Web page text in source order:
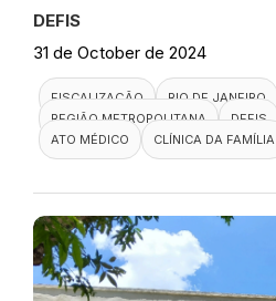
DEFIS
31 de October de 2024
FISCALIZAÇÃO
RIO DE JANEIRO
REGIÃO METROPOLITANA
DEFIS
ATO MÉDICO
CLÍNICA DA FAMÍLIA